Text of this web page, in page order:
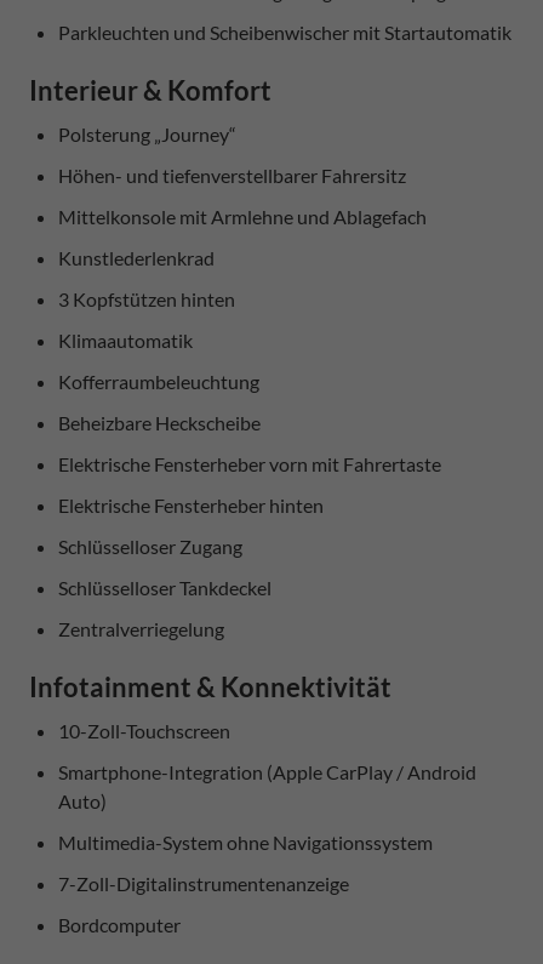
Parkleuchten und Scheibenwischer mit Startautomatik
Interieur & Komfort
Polsterung „Journey“
Höhen- und tiefenverstellbarer Fahrersitz
Mittelkonsole mit Armlehne und Ablagefach
Kunstlederlenkrad
3 Kopfstützen hinten
Klimaautomatik
Kofferraumbeleuchtung
Beheizbare Heckscheibe
Elektrische Fensterheber vorn mit Fahrertaste
Elektrische Fensterheber hinten
Schlüsselloser Zugang
Schlüsselloser Tankdeckel
Zentralverriegelung
Infotainment & Konnektivität
10-Zoll-Touchscreen
Smartphone-Integration (Apple CarPlay / Android
Auto)
Multimedia-System ohne Navigationssystem
7-Zoll-Digitalinstrumentenanzeige
Bordcomputer